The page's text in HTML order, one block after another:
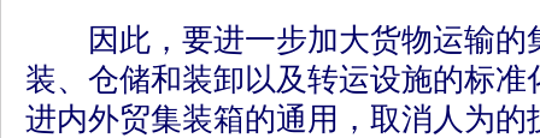
因此，要进一步加大货物运输的
装、仓储和装卸以及转运设施的标
进内外贸集装箱的通用，取消人为的